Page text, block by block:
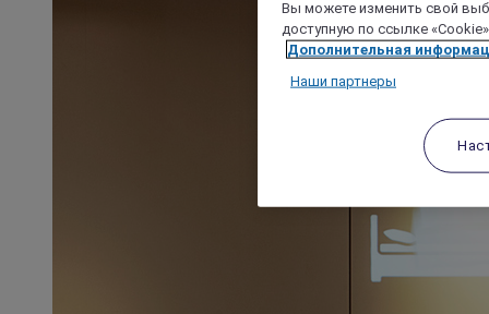
Вы можете изменить свой
доступную по ссылке
Дополнительная
Наши партнеры